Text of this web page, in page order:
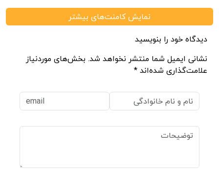
نمایش کامنت‌های بیشتر
دیدگاه خود را بنویسید
نشانی ایمیل شما منتشر نخواهد شد. بخش‌های موردنیاز
علامت‌گذاری شده‌اند *